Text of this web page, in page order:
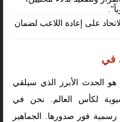
على إعادة اللاعب لضمان
في
هو الحدث الأبرز الذي سيلقي
لكأس العالم. نحن في
رسمية فور صدورها. الجماهير